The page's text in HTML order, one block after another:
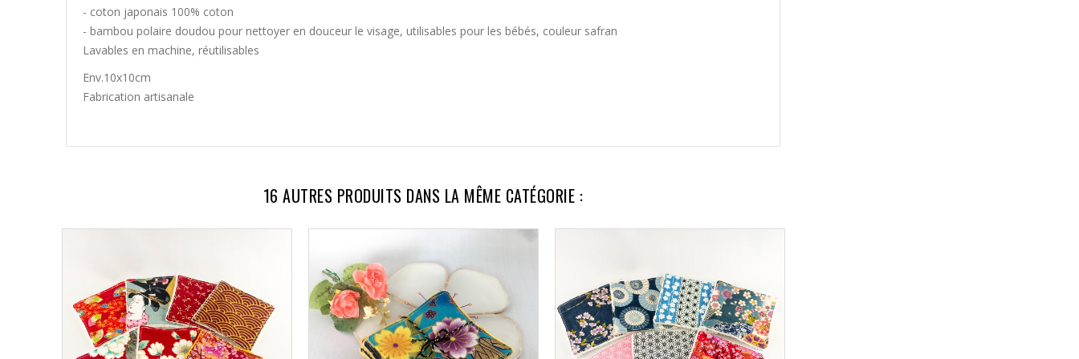
- coton japonais 100% coton
- bambou polaire doudou pour nettoyer en douceur le visage, utilisables pour les bébés, couleur safran
Lavables en machine, réutilisables
Env.10x10cm
Fabrication artisanale
16 AUTRES PRODUITS DANS LA MÊME CATÉGORIE :